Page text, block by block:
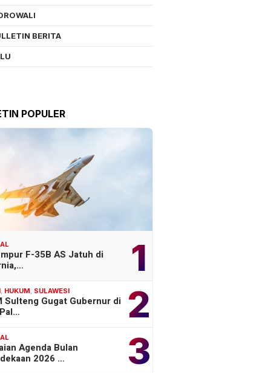
BERITA
POPULER
1
F-35B AS Jatuh di
2
HUKUM SULAWESI
Sulteng Gugat Gubernur di
3
Agenda Bulan
2026 …